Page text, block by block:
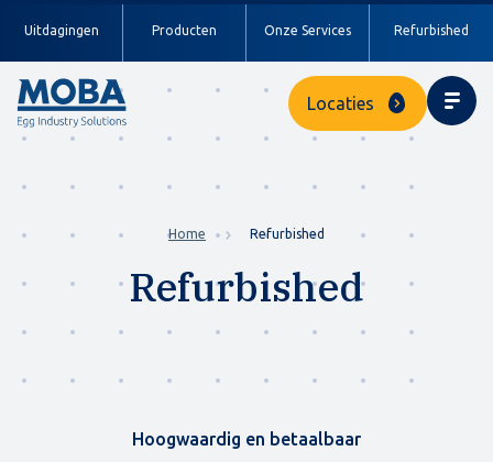
Uitdagingen Producten Onze Services Refurbished
Locaties
Home Refurbished
Refurbished
Hoogwaardig en betaalbaar